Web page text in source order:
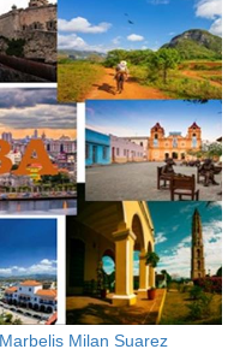
Marbelis Milan Suarez